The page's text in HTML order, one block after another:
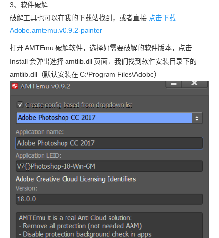
3、软件破解
破解工具也可以在我的下载站找到，或者直接 点击下载
Adobe.amtemu.v0.9.2-painter
打开AMTEmu 破解软件，选择好需要破解的软件版本，点击
Install会弹出选择amtlib.dll 页面，我们找到软件安装目录下的
amtlib.dll（默认安装在C:\Program Files\Adobe）